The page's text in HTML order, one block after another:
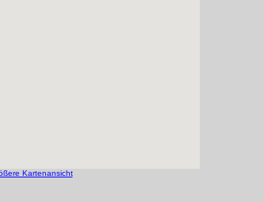
Kartenansicht